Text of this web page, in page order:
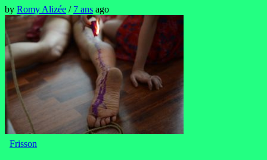
by Romy Alizée / 7 ans ago
Frisson